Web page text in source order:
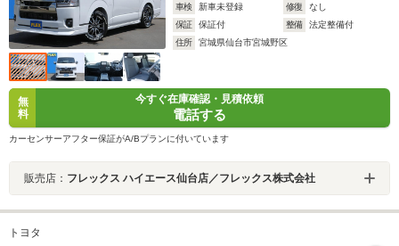
車検
新車未登録 修復
なし
保証
保証付 整備
法定整備付
住所
宮城県仙台市宮城野区
無
料
今すぐ在庫確認・見積依頼
電話する
カーセンサーアフター保証がA/Bプランに付いています
販売店： フレックス ハイエース仙台店／フレックス株式会社
トヨタ